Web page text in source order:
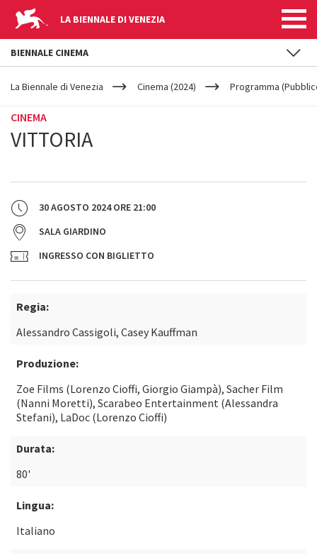
LA BIENNALE DI VENEZIA
YOUR
ARE
La Biennale di Venezia Cinema (2024) Programma
CINEMA
VITTORIA
30 AGOSTO 2024ORE 21:00
SALA GIARDINO
INGRESSO CON BIGLIETTO
Regia:
Alessandro Cassigoli, Casey Kauffman
Produzione:
Zoe Films (Lorenzo Cioffi, Giorgio Giampà), Sacher Film
(Nanni Moretti), Scarabeo Entertainment (Alessandra
Stefani), LaDoc (Lorenzo Cioffi)
Durata:
80'
Lingua:
Italiano
BIENNALE CINEMA